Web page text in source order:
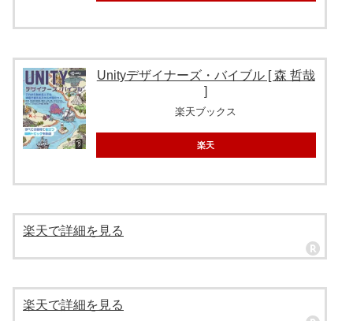
Unityデザイナーズ・バイブル [ 森 哲哉
]
楽天ブックス
楽天
楽天で詳細を見る
楽天で詳細を見る